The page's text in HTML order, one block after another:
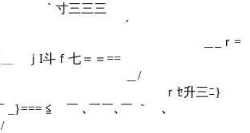
￣｀寸三三三
' ´
_ｒ=
＿ ｊI斗ｆ七＝＝==
' ＿/
升三ﾆ}
￣ _}=== ≦ ￣ ､￣￣､￣ ｀ ､